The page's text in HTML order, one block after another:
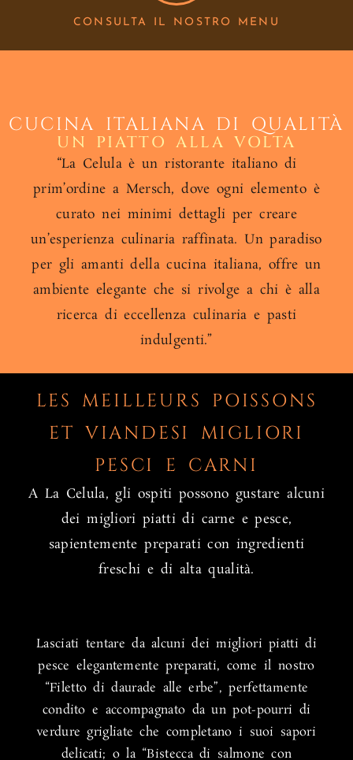
CONSULTA IL NOSTRO MENU
CUCINA ITALIANA DI QUALITÀ
UN PIATTO ALLA VOLTA
“La Celula è un ristorante italiano di
prim’ordine a Mersch, dove ogni elemento è
curato nei minimi dettagli per creare
un’esperienza culinaria raffinata. Un paradiso
per gli amanti della cucina italiana, offre un
ambiente elegante che si rivolge a chi è alla
ricerca di eccellenza culinaria e pasti
indulgenti.”
LES MEILLEURS POISSONS
ET VIANDESI MIGLIORI
PESCI E CARNI
A La Celula, gli ospiti possono gustare alcuni
dei migliori piatti di carne e pesce,
sapientemente preparati con ingredienti
freschi e di alta qualità.
Lasciati tentare da alcuni dei migliori piatti di
pesce elegantemente preparati, come il nostro
“Filetto di daurade alle erbe”, perfettamente
condito e accompagnato da un pot-pourri di
verdure grigliate che completano i suoi sapori
delicati; o la “Bistecca di salmone con